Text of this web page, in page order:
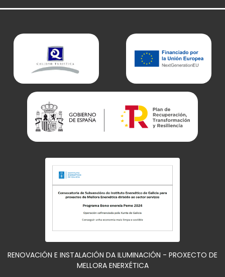
RENOVACIÓN E INSTALACIÓN DA ILUMINACIÓN - PROXECTO DE
MELLORA ENERXÉTICA